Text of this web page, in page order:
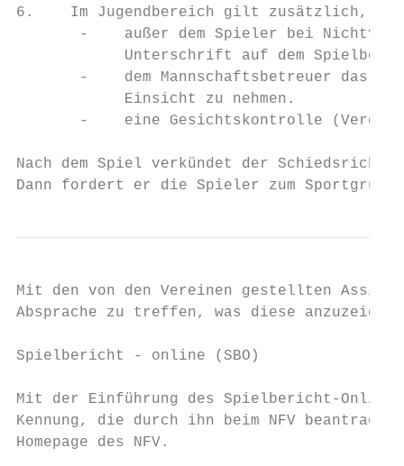
6.    Im Jugendbereich gilt zusätzlich,
-    außer dem Spieler bei
Unterschrift auf dem
-    dem Mannschaftsbetreuer das
            Einsicht zu nehmen.
-    eine Gesichtskontrolle
Nach dem Spiel verkündet der
Dann fordert er die Spieler zum
Mit den von den Vereinen gestellten
Absprache zu treffen, was diese anzuzeigen
Spielbericht - online (SBO)
Mit der Einführung des Spielbericht-
Kennung, die durch ihn beim NFV
Homepage des NFV.